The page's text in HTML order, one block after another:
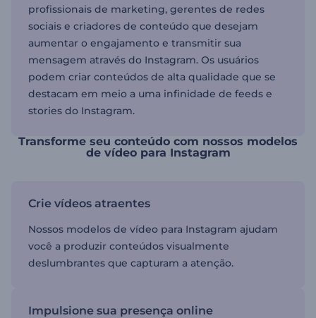
profissionais de marketing, gerentes de redes
sociais e criadores de conteúdo que desejam
aumentar o engajamento e transmitir sua
mensagem através do Instagram. Os usuários
podem criar conteúdos de alta qualidade que se
destacam em meio a uma infinidade de feeds e
stories do Instagram.
Transforme seu conteúdo com nossos modelos
de vídeo para Instagram
Crie vídeos atraentes
Nossos modelos de vídeo para Instagram ajudam
você a produzir conteúdos visualmente
deslumbrantes que capturam a atenção.
Impulsione sua presença online